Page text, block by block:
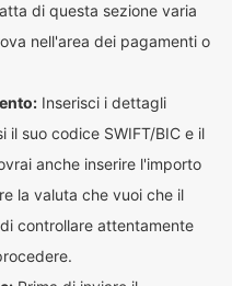
di questa sezione varia
nell'area dei pagamenti o
Inserisci i dettagli
il suo codice SWIFT/BIC e il
anche inserire l'importo
la valuta che vuoi che il
controllare attentamente